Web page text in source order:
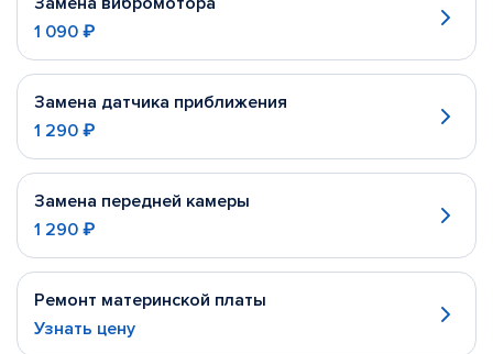
1 090 ₽
Замена датчика приближения
1 290 ₽
Замена передней камеры
1 290 ₽
Ремонт материнской платы
Узнать цену